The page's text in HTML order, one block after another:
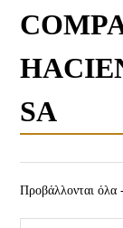
SA
Προβάλλονται όλα